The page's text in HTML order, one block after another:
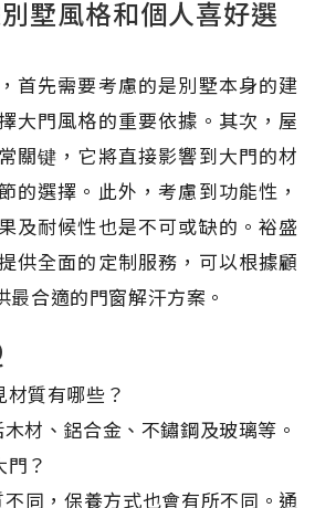
墅風格和個人喜好選
首先需要考慮的是別墅本身的建
大門風格的重要依據。其次，屋
關键，它將直接影響到大門的材
的選擇。此外，考慮到功能性，
及耐候性也是不可或缺的。裕盛
供全面的定制服務，可以根據顧
合適的門窗解汗方案。
質有哪些？
材、鋁合金、不鏽鋼及玻璃等。
？
同，保養方式也會有所不同。通